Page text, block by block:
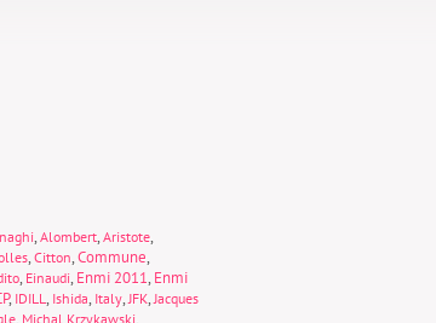
, Alombert, Aristote,
, Citton,Commune,
, Einaudi, Enmi 2011, Enmi
, IDILL, Ishida, Italy,JFK,Jacques
, Michal Krzykawski,